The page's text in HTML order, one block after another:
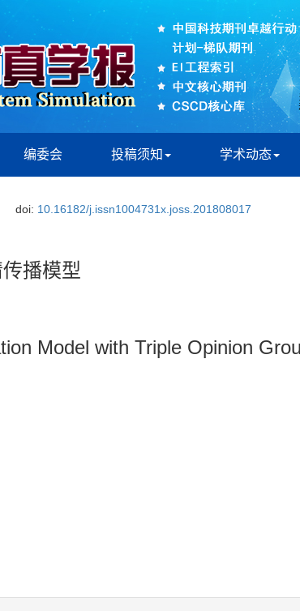
编委会 投稿须知 学术动态
doi: 10.16182/j.issn1004731x.joss.201808017
播模型
Model with Triple Opinion